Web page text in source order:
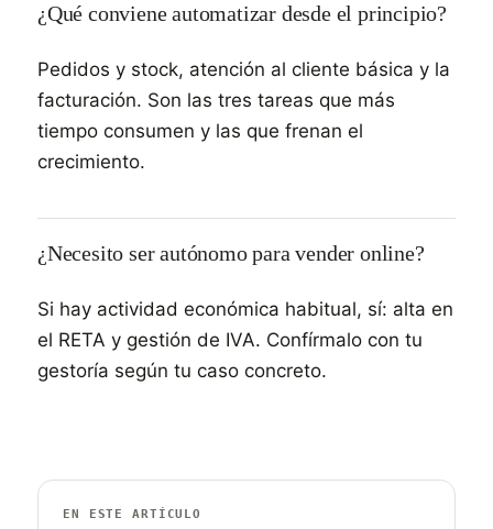
¿Qué conviene automatizar desde el principio?
Pedidos y stock, atención al cliente básica y la
facturación. Son las tres tareas que más
tiempo consumen y las que frenan el
crecimiento.
¿Necesito ser autónomo para vender online?
Si hay actividad económica habitual, sí: alta en
el RETA y gestión de IVA. Confírmalo con tu
gestoría según tu caso concreto.
EN ESTE ARTÍCULO